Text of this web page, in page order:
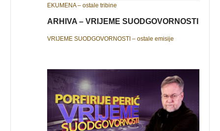
EKUMENA – ostale tribine
ARHIVA – VRIJEME SUODGOVORNOSTI
VRIJEME SUODGOVORNOSTI – ostale emisije